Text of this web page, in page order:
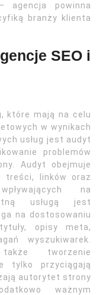
agencja powinna
branży klienta
SEO i
które mają na celu
w wynikach
usług jest audyt
problemów
Audyt obejmuje
treści, linków oraz
na
usługą jest
na dostosowaniu
opisy meta,
wyszukiwarek.
tworzenie
tylko przyciągają
autorytet strony
ważnym